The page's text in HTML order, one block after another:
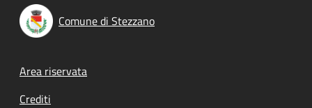
Comune di Stezzano
Footer menu
Area riservata
Crediti